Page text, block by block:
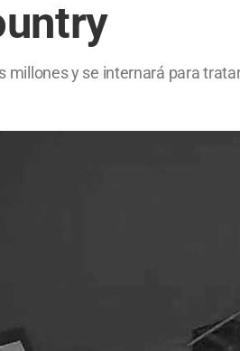
millones y se internará para